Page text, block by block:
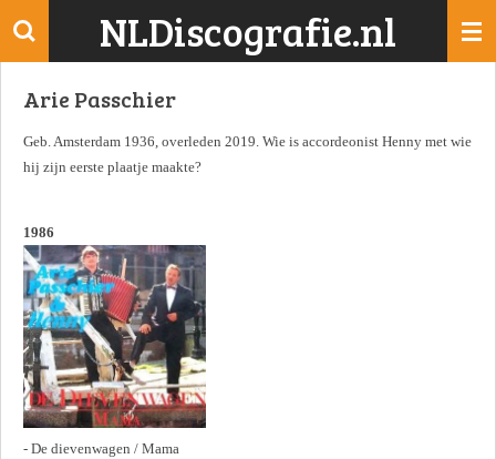
Ga
de
NLDiscografie.nl
Arie Passchier
Geb. Amsterdam 1936, overleden 2019. Wie is accordeonist Henny met wie
hij zijn eerste plaatje maakte?
1986
- De dievenwagen / Mama